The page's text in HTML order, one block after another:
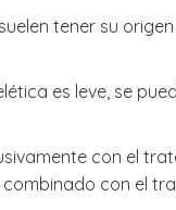
tener su
es leve, se
con el
con el